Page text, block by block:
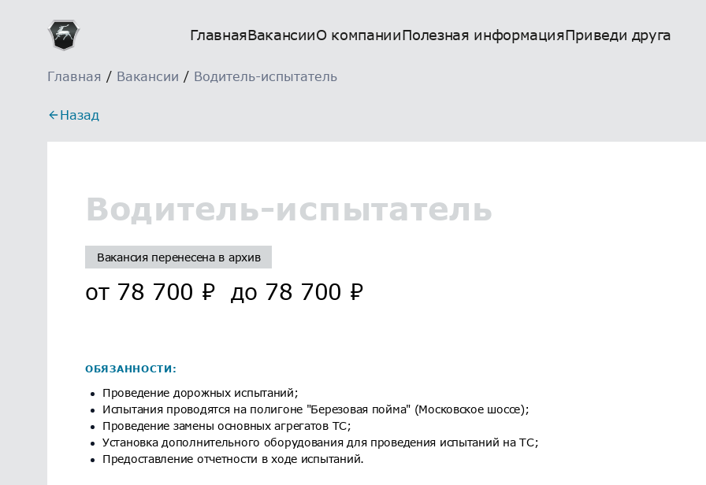
ГлавнаяВакансииО компанииПолезная информацияПриведи друга
Главная / Вакансии / Водитель-испытатель
Назад
Водитель-испытатель
Вакансия перенесена в архив
от 78 700 ₽ до 78 700 ₽
ОБЯЗАННОСТИ:
Проведение дорожных испытаний;
Испытания проводятся на полигоне "Березовая пойма" (Московское шоссе);
Проведение замены основных агрегатов ТС;
Установка дополнительного оборудования для проведения испытаний на ТС;
Предоставление отчетности в ходе испытаний.